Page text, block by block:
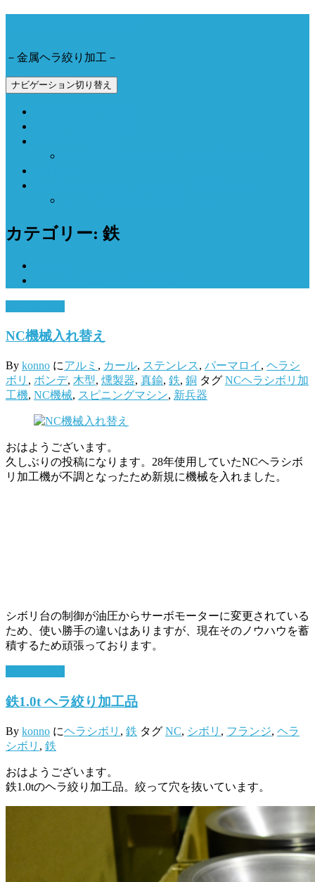
－金属ヘラ絞り加工－
ナビゲーション切り替え
カテゴリー: 鉄
NC機械入れ替え
By konno にアルミ , カール, ステンレス, パーマロイ , ヘラシ
ボリ , ボンデ, 木型, 燻製器, 真鍮, 鉄, 銅 タグ NCヘラシボリ加
工機, NC機械, スピニングマシン, 新兵器
おはようございます。
久しぶりの投稿になります。28年使用していたNCヘラシボ
リ加工機が不調となったため新規に機械を入れました。
シボリ台の制御が油圧からサーボモーターに変更されている
ため、使い勝手の違いはありますが、現在そのノウハウを蓄
積するため頑張っております。
鉄1.0t ヘラ絞り加工品
By konno にヘラシボリ , 鉄 タグ NC, シボリ , フランジ, ヘラ
シボリ , 鉄
おはようございます。
鉄1.0tのヘラ絞り加工品。絞って穴を抜いています。